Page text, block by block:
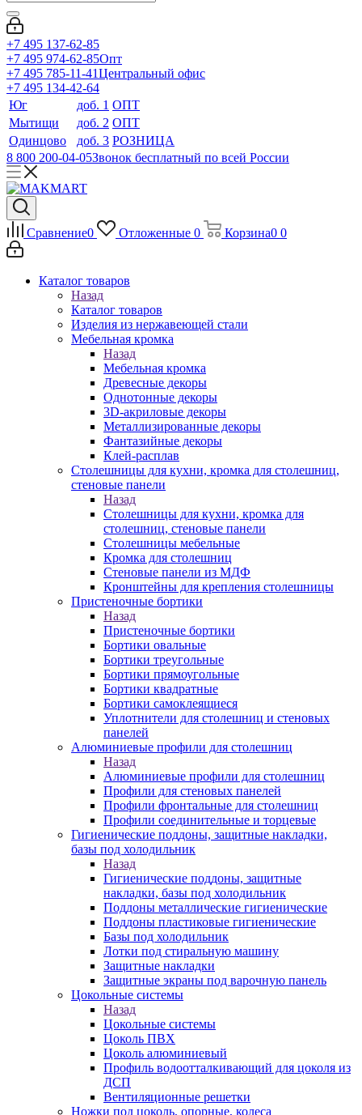
+7 495 137-62-85
+7 495 974-62-85Опт
+7 495 785-11-41Центральный офис
+7 495 134-42-64
Юг
доб. 1 ОПТ
Мытищи
доб. 2 ОПТ
Одинцово
доб. 3 РОЗНИЦА
8 800 200-04-05Звонок бесплатный по всей России
Сравнение0 Отложенные 0 Корзина0 0
Каталог товаров
Назад
Каталог товаров
Изделия из нержавеющей стали
Мебельная кромка
Назад
Мебельная кромка
Древесные декоры
Однотонные декоры
3D-акриловые декоры
Металлизированные декоры
Фантазийные декоры
Клей-расплав
Столешницы для кухни, кромка для столешниц,
стеновые панели
Назад
Столешницы для кухни, кромка для
столешниц, стеновые панели
Столешницы мебельные
Кромка для столешниц
Стеновые панели из МДФ
Кронштейны для крепления столешницы
Пристеночные бортики
Назад
Пристеночные бортики
Бортики овальные
Бортики треугольные
Бортики прямоугольные
Бортики квадратные
Бортики самоклеящиеся
Уплотнители для столешниц и стеновых
панелей
Алюминиевые профили для столешниц
Назад
Алюминиевые профили для столешниц
Профили для стеновых панелей
Профили фронтальные для столешниц
Профили соединительные и торцевые
Гигиенические поддоны, защитные накладки,
базы под холодильник
Назад
Гигиенические поддоны, защитные
накладки, базы под холодильник
Поддоны металлические гигиенические
Поддоны пластиковые гигиенические
Базы под холодильник
Лотки под стиральную машину
Защитные накладки
Защитные экраны под варочную панель
Цокольные системы
Назад
Цокольные системы
Цоколь ПВХ
Цоколь алюминиевый
Профиль водоотталкивающий для цоколя из
ДСП
Вентиляционные решетки
Ножки под цоколь, опорные, колеса